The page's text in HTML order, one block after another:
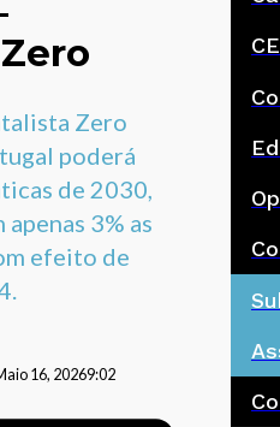
Zero
poderá
de 2030,
3% as
efeito de
16, 20269:02